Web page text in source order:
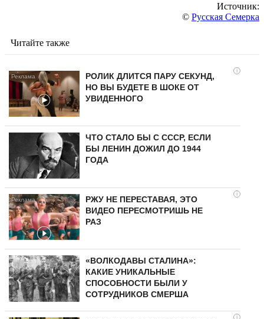
Источник:
© Русская Семерка
Читайте также
i
РОЛИК ДЛИТСЯ ПАРУ СЕКУНД,
НО ВЫ БУДЕТЕ В ШОКЕ ОТ
УВИДЕННОГО
ЧТО СТАЛО БЫ С СССР, ЕСЛИ
БЫ ЛЕНИН ДОЖИЛ ДО 1944
ГОДА
i
РЖУ НЕ ПЕРЕСТАВАЯ, ЭТО
ВИДЕО ПЕРЕСМОТРИШЬ НЕ
РАЗ
«ВОЛКОДАВЫ СТАЛИНА»:
КАКИЕ УНИКАЛЬНЫЕ
СПОСОБНОСТИ БЫЛИ У
СОТРУДНИКОВ СМЕРША
i